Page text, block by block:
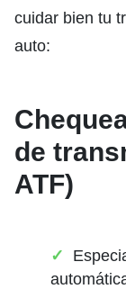
cuidar bien tu
auto:
de
ATF)